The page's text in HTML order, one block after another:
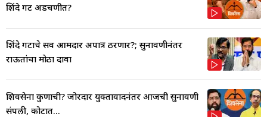
शिंदे गट अडचणीत?
शिंदे गटाचे सर्व आमदार अपात्र ठरणार?; सुनावणीनंतर
राऊतांचा मोठा दावा
शिवसेना कुणाची? जोरदार युक्तावादनंतर आजची सुनावणी
संपली, कोर्टात...